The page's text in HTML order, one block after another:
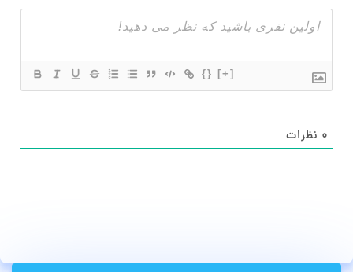
{} [+]
۰ نظرات